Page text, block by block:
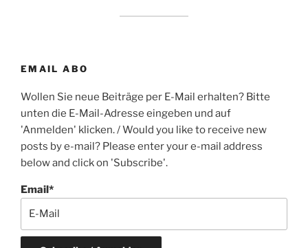
EMAIL ABO
Wollen Sie neue Beiträge per E-Mail erhalten? Bitte
unten die E-Mail-Adresse eingeben und auf
'Anmelden' klicken. / Would you like to receive new
posts by e-mail? Please enter your e-mail address
below and click on 'Subscribe'.
Email*